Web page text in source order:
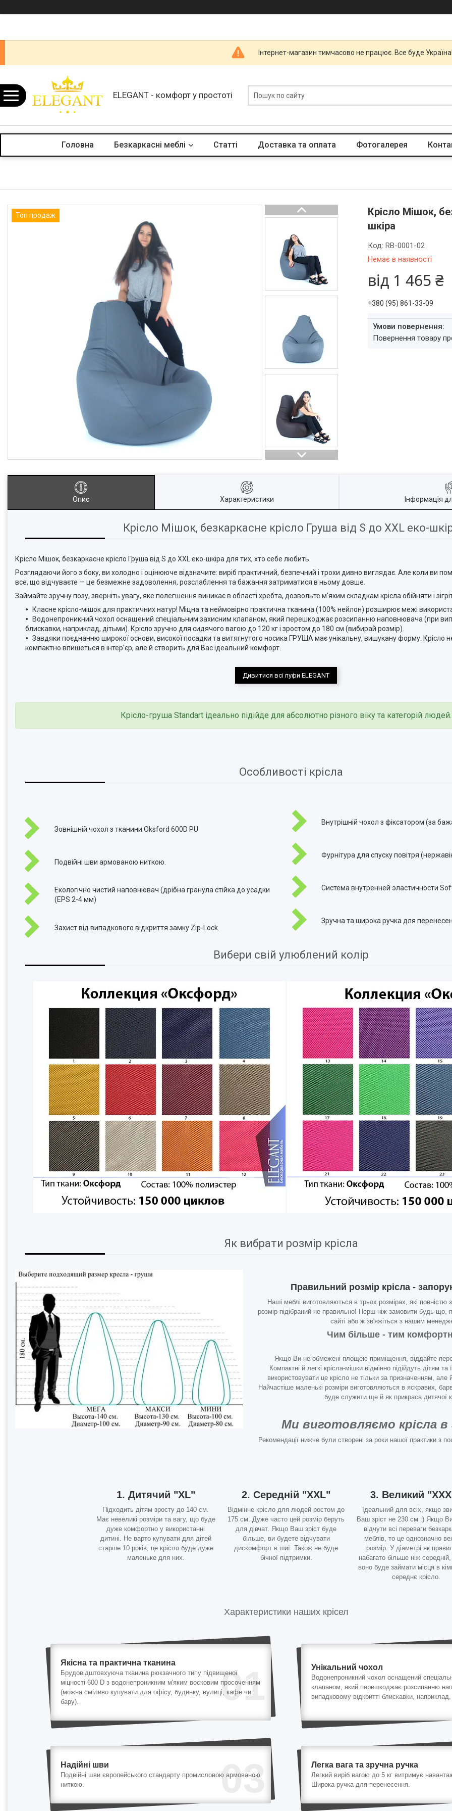
Інтернет-магазин тимчасово не працює. Все буде
ELEGANT - комфорт у простоті
Головна Безкаркасні меблі Статті Доставка та оплата Фотогалерея
Топ продаж
Крісло Мішок,
шкіра
Немає в наявності
Код:RB-0001-02
від 1 465 ₴
+380 (95) 861-33-09
повернення товару
Опис Характеристики Інформація
Крісло Мішок, безкаркасне крісло Груша від S до XXL еко-
Крісло Мішок, безкаркасне крісло Груша від S до XXL еко-шкіра для тих, хто себе любить.
Розглядаючи його з боку, ви холодно і оцінююче відзначите: виріб практичний, безпечний і трохи дивно виглядає. Але коли ви
все, що відчуваєте — це безмежне задоволення, розслаблення та бажання затриматися в ньому довше.
Займайте зручну позу, зверніть увагу, яке полегшення виникає в області хребта, дозвольте м'яким складкам крісла обійняти і
Класне крісло-мішок для практичних натур! Міцна та неймовірно практична тканина (100% нейлон) розширює межі
Водонепроникний чохол оснащений спеціальним захисним клапаном, який перешкоджає розсипанню наповнювача (при
блискавки, наприклад, дітьми). Крісло зручно для сидячого вагою до 120 кг і зростом до 180 см (вибирай розмір).
Завдяки поєднанню широкої основи, високої посадки та витягнутого носика ГРУША має унікальну, вишукану форму. Крісло
компактно впишеться в інтер'єр, але й створить для Вас ідеальний комфорт.
Дивитися всі пуфи ELEGANT
Крісло-груша Standart ідеально підійде для абсолютно різного віку та категорій людей.
Особливості крісла
Зовнішній чохол з тканини Oksford 600D PU
Подвійні шви армованою ниткою.
Екологічно чистий наповнювач (дрібна гранула стійка до усадки
(EPS 2-4 мм)
Захист від випадкового відкриття замку Zip-Lock.
Внутрішній чохол з фіксатором (за
Фурнітура для спуску повітря
Система внутренней эластичности
Зручна та широка ручка для
Вибери свій улюблений колір
Як вибрати розмір крісла
Правильний розмір крісла -
Наші меблі виготовляються в трьох розмірах, які
розмір підібраний не правильно! Перш ніж замовити будь-що,
сайті або ж зв'яжіться з нашим
Чим більше - тим
Якщо Ви не обмежені площею приміщення, віддайте
Компактні й легкі крісла-мішки відмінно підійдуть дітям
використовувати це крісло не тільки за призначенням, але
Найчастіше маленькі розміри виготовляються в яскравих,
буде служити ще й як прикраса дитячої
Ми виготовляємо крісла в
Рекомендації нижче були створені за роки нашої практики з
1. Дитячий "XL"
Підходить дітям зросту до 140 см.
Має невеликі розміри та вагу, що буде
дуже комфортно у використанні
дитині. Не варто купувати для дітей
старше 10 років, це крісло буде дуже
маленьке для них.
2. Середній "XXL"
Відмінне крісло для людей ростом до
175 см. Дуже часто цей розмір беруть
для дівчат. Якщо Ваш зріст буде
більше, ви будете відчувати
дискомфорт в шиї. Також не буде
бічної підтримки.
3. Великий
Ідеальний для всіх, якщо
Ваш зріст не 230 см :) Якщо
відчути всі переваги
меблів, то це однозначно
розмір. У діаметрі як
набагато більше ніж
воно буде займати місця в
середнє крісло.
Характеристики наших крісел
01
Якісна та практична тканина
Брудовідштовхуюча тканина рюкзачного типу підвищеної
міцності 600 D з водонепроникним м'яким восковим просоченням
(можна сміливо купувати для офісу, будинку, вулиці, кафе чи
бару).
Унікальний чохол
Водонепроникний чохол оснащений
клапаном, який перешкоджає розсипанню
випадковому відкритті блискавки,
03
Надійні шви
Подвійні шви європейського стандарту промисловою армованою
ниткою.
Легка вага та зручна ручка
Легкий виріб вагою до 5 кг витримує
Широка ручка для перенесення.